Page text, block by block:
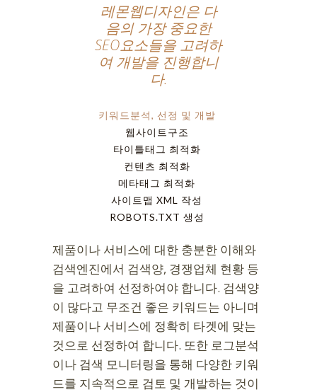
레몬웹디자인은 다
음의 가장 중요한
SEO요소들을 고려하
여 개발을 진행합니
다.
키워드분석, 선정 및 개발
웹사이트구조
타이틀태그 최적화
컨텐츠 최적화
메타태그 최적화
사이트맵 XML 작성
ROBOTS.TXT 생성
제품이나 서비스에 대한 충분한 이해와
검색엔진에서 검색양, 경쟁업체 현황 등
을 고려하여 선정하여야 합니다. 검색양
이 많다고 무조건 좋은 키워드는 아니며
제품이나 서비스에 정확히 타겟에 맞는
것으로 선정하여 합니다. 또한 로그분석
이나 검색 모니터링을 통해 다양한 키워
드를 지속적으로 검토 및 개발하는 것이